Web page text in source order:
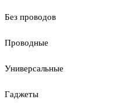
Без проводов
Проводные
Универсальные
Гаджеты